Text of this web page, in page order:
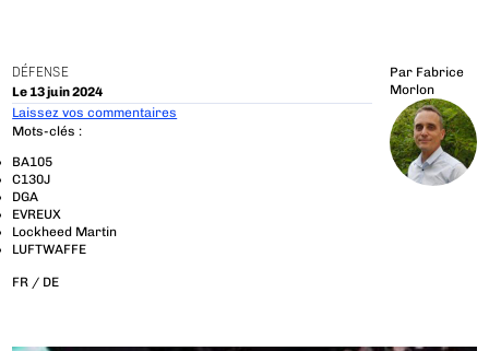
DÉFENSE
Le 13 juin 2024
Par Fabrice
Morlon
Laissez vos commentaires
Mots-clés :
BA105
C130J
DGA
EVREUX
Lockheed Martin
LUFTWAFFE
FR / DE